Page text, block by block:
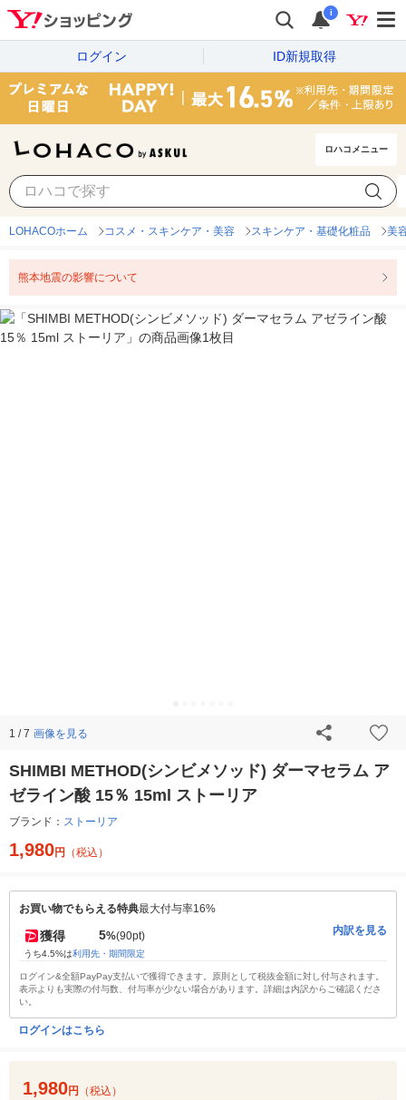
i
ログイン ID新規取得
ロハコメニュー
LOHACOホーム コスメ・スキンケア・美容 スキンケア・基礎化粧品 美
熊本地震の影響について
1 / 7 画像を見る
SHIMBI METHOD(シンビメソッド) ダーマセラム ア
ゼライン酸 15％ 15ml ストーリア
ブランド： ストーリア
1,980円 （税込）
お買い物でもらえる特典最大付与率16%
獲得 5%(90pt)
うち4.5%は利用先・期間限定
内訳を見る
ログイン&全額PayPay支払いで獲得できます。原則として税抜金額に対し付与されます。
表示よりも実際の付与数、付与率が少ない場合があります。詳細は内訳からご確認くださ
い。
ログインはこちら
1,980円 （税込）